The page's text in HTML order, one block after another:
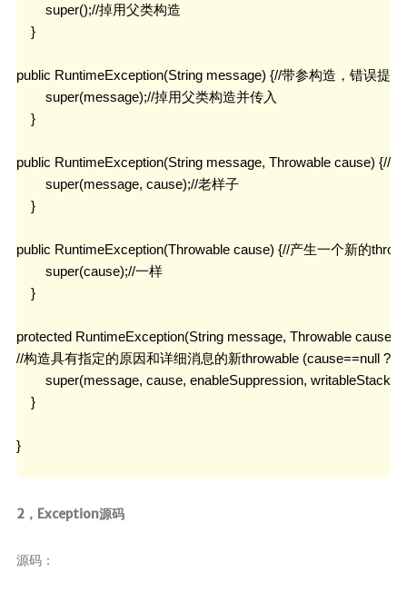
        super();//掉用父类构造
    }
public RuntimeException(String message) {//带参构造，错误提
        super(message);//掉用父类构造并传入
    }
public RuntimeException(String message, Throwable cause) {//
        super(message, cause);//老样子
    }
public RuntimeException(Throwable cause) {//产生一个新的
        super(cause);//一样
    }
protected RuntimeException(String message, Throwable
//构造具有指定的原因和详细消息的新throwable (cause==null ?
super(message, cause, enableSuppression,
    }
}
2，Exception源码
源码：